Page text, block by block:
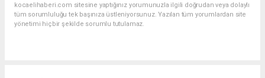
kocaelihaberi.com sitesine yaptığınız yorumunuzla ilgili doğrudan veya dolaylı
tüm sorumluluğu tek başınıza üstleniyorsunuz. Yazılan tüm yorumlardan site
yönetimi hiçbir şekilde sorumlu tutulamaz.